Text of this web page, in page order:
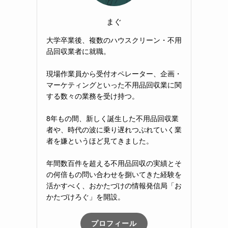
まぐ
大学卒業後、複数のハウスクリーン・不用
品回収業者に就職。
現場作業員から受付オペレーター、企画・
マーケティングといった不用品回収業に関
する数々の業務を受け持つ。
8年もの間、新しく誕生した不用品回収業
者や、時代の波に乗り遅れつぶれていく業
者を嫌というほど見てきました。
年間数百件を超える不用品回収の実績とそ
の何倍もの問い合わせを捌いてきた経験を
活かすべく、おかたづけの情報発信局「お
かたづけろぐ」を開設。
プロフィール